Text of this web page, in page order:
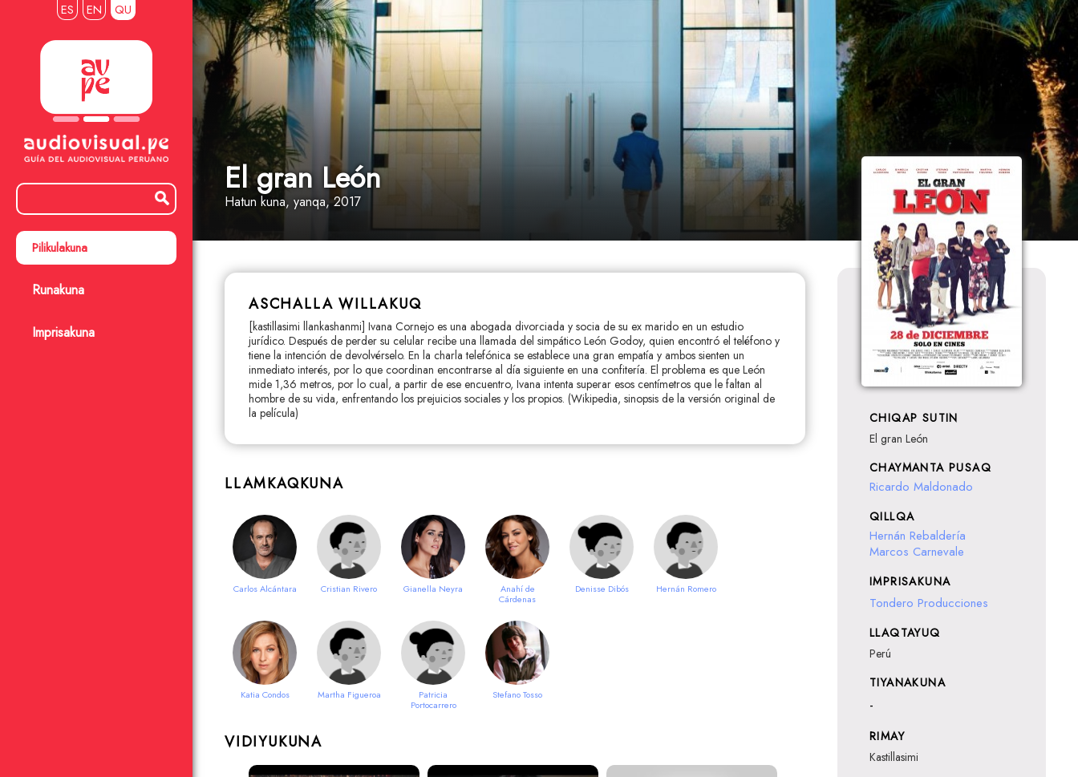
ES EN QU
Pilikulakuna
Runakuna
Imprisakuna
El gran León
Hatun kuna, yanqa, 2017
ASCHALLA WILLAKUQ
[kastillasimi llankashanmi] Ivana Cornejo es una abogada divorciada y socia de su ex marido en un estudio
jurídico. Después de perder su celular recibe una llamada del simpático León Godoy, quien encontró el teléfono y
tiene la intención de devolvérselo. En la charla telefónica se establece una gran empatía y ambos sienten un
inmediato interés, por lo que coordinan encontrarse al día siguiente en una confitería. El problema es que León
mide 1,36 metros, por lo cual, a partir de ese encuentro, Ivana intenta superar esos centímetros que le faltan al
hombre de su vida, enfrentando los prejuicios sociales y los propios. (Wikipedia, sinopsis de la versión original de
la película)
LLAMKAQKUNA
Carlos Alcántara Cristian Rivero Gianella Neyra
Anahí de
Cárdenas
Denisse Dibós Hernán Romero
Katia Condos Martha Figueroa
Patricia
Portocarrero
Stefano Tosso
VIDIYUKUNA
CHIQAP SUTIN
El gran León
CHAYMANTA PUSAQ
Ricardo Maldonado
QILLQA
Hernán Rebaldería
Marcos Carnevale
IMPRISAKUNA
Tondero Producciones
LLAQTAYUQ
Perú
TIYANAKUNA
-
RIMAY
Kastillasimi